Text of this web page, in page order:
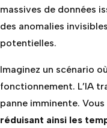
massives de données
des anomalies
potentielles.
Imaginez un scénario
fonctionnement. L’IA
panne imminente.
réduisant ainsi les